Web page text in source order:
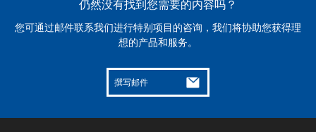
仍然没有找到您需要的内容吗？
您可通过邮件联系我们进行特别项目的咨询，我们将协助您获得理
想的产品和服务。
撰写邮件